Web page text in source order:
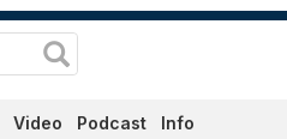
Video Podcast Info